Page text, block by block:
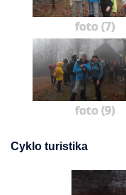
foto (7)
foto (9)
Cyklo turistika